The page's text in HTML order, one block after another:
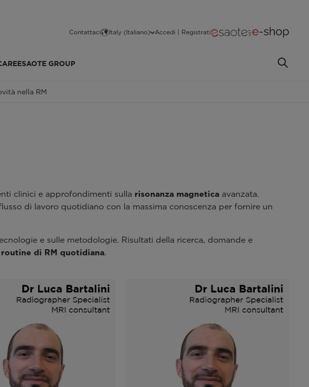
Contattaci Italy (Italiano) Accedi | Registrati
ESAOTE GROUP
nella RM
clinici e approfondimenti sulla risonanza magnetica avanzata.
di lavoro quotidiano con la massima conoscenza per fornire un
e sulle metodologie. Risultati della ricerca, domande e
di RM quotidiana.